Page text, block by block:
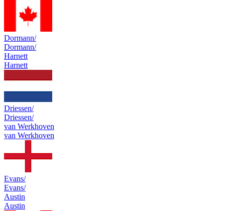
Dormann/
Dormann/
Harnett
Harnett
Driessen/
Driessen/
van Werkhoven
van Werkhoven
Evans/
Evans/
Austin
Austin